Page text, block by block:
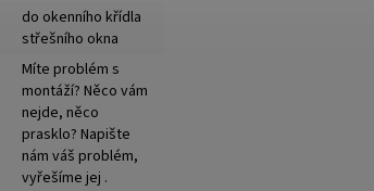
do okenního křídla
střešního okna
Míte problém s
montáží? Něco vám
nejde, něco
prasklo? Napište
nám váš problém,
vyřešíme jej .